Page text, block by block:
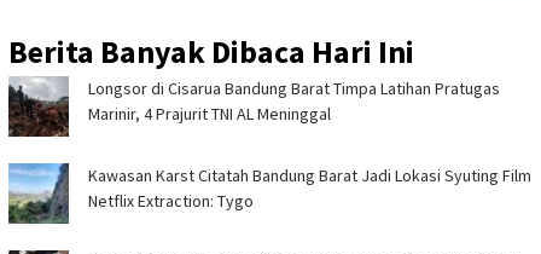
Berita Banyak Dibaca Hari Ini
Longsor di Cisarua Bandung Barat Timpa Latihan Pra­tugas
Marinir, 4 Prajurit TNI AL Meninggal
Kawasan Karst Citatah Bandung Barat Jadi Lokasi Syuting Film
Netflix Extraction: Tygo